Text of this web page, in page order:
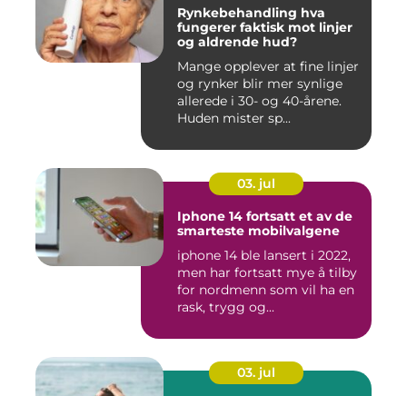
Rynkebehandling hva
fungerer faktisk mot linjer
og aldrende hud?
Mange opplever at fine linjer
og rynker blir mer synlige
allerede i 30- og 40-årene.
Huden mister sp...
03. jul
Iphone 14 fortsatt et av de
smarteste mobilvalgene
iphone 14 ble lansert i 2022,
men har fortsatt mye å tilby
for nordmenn som vil ha en
rask, trygg og...
03. jul